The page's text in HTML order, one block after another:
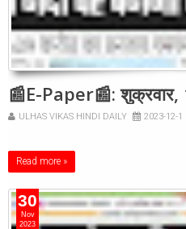
📰E-Paper📰:
ULHAS VIKAS HINDI DAILY 2023-12-1
Read more »
30
Nov
2023